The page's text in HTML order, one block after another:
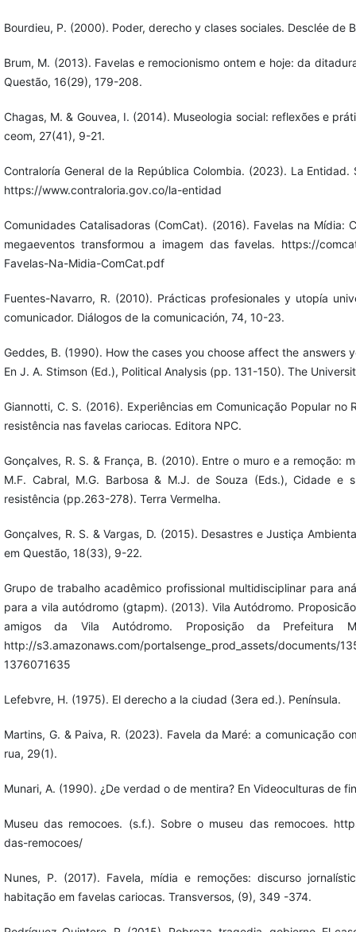
Bourdieu, P. (2000). Poder, derecho y clases sociales. Desclée de
Brum, M. (2013). Favelas e remocionismo ontem e hoje: da
Questão, 16(29), 179-208.
Chagas, M. & Gouvea, I. (2014). Museologia social: reflexões e
ceom, 27(41), 9-21.
Contraloría General de la República Colombia. (2023). La
https://www.contraloria.gov.co/la-entidad
Comunidades Catalisadoras (ComCat). (2016). Favelas na
megaeventos transformou a imagem das favelas. https://
Favelas-Na-Midia-ComCat.pdf
Fuentes-Navarro, R. (2010). Prácticas profesionales y utopía
comunicador. Diálogos de la comunicación, 74, 10-23.
Geddes, B. (1990). How the cases you choose affect the answers
En J. A. Stimson (Ed.), Political Analysis (pp. 131-150). The
Giannotti, C. S. (2016). Experiências em Comunicação Popular
resistência nas favelas cariocas. Editora NPC.
Gonçalves, R. S. & França, B. (2010). Entre o muro e a remoção:
M.F. Cabral, M.G. Barbosa & M.J. de Souza (Eds.), Cidade e
resistência (pp.263-278). Terra Vermelha.
Gonçalves, R. S. & Vargas, D. (2015). Desastres e Justiça
em Questão, 18(33), 9-22.
Grupo de trabalho acadêmico profissional multidisciplinar para
para a vila autódromo (gtapm). (2013). Vila Autódromo.
amigos da Vila Autódromo. Proposição da Prefeitura
http://s3.amazonaws.com/portalsenge_prod_assets/documents/
1376071635
Lefebvre, H. (1975). El derecho a la ciudad (3era ed.). Península.
Martins, G. & Paiva, R. (2023). Favela da Maré: a comunicação
rua, 29(1).
Munari, A. (1990). ¿De verdad o de mentira? En Videoculturas de
Museu das remocoes. (s.f.). Sobre o museu das remocoes.
das-remocoes/
Nunes, P. (2017). Favela, mídia e remoções: discurso
habitação em favelas cariocas. Transversos, (9), 349 -374.